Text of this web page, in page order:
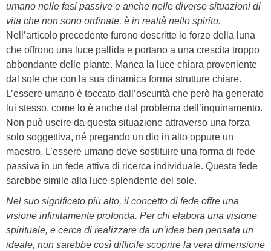
umano nelle fasi passive e anche nelle diverse situazioni di
vita che non sono ordinate, è in realtà nello spirito.
Nell’articolo precedente furono descritte le forze della luna
che offrono una luce pallida e portano a una crescita troppo
abbondante delle piante. Manca la luce chiara proveniente
dal sole che con la sua dinamica forma strutture chiare.
L’essere umano è toccato dall’oscurità che però ha generato
lui stesso, come lo è anche dal problema dell’inquinamento.
Non può uscire da questa situazione attraverso una forza
solo soggettiva, né pregando un dio in alto oppure un
maestro. L’essere umano deve sostituire una forma di fede
passiva in un fede attiva di ricerca individuale. Questa fede
sarebbe simile alla luce splendente del sole.
Nel suo significato più alto, il concetto di fede offre una
visione infinitamente profonda. Per chi elabora una visione
spirituale, e cerca di realizzare da un’idea ben pensata un
ideale, non sarebbe così difficile scoprire la vera dimensione